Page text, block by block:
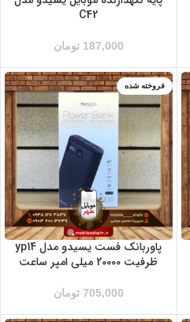
C42
187,000 تومان
فروخته شده
پاوربانک فست یسیدو مدل yp14
ظرفیت 20000 میلی امپر ساعت
705,000 تومان